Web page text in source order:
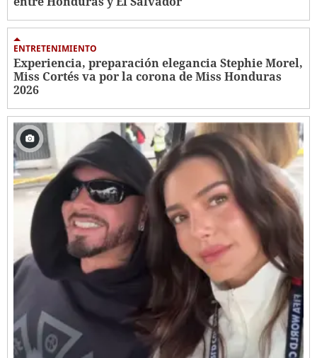
ENTRETENIMIENTO
Experiencia, preparación elegancia Stephie Morel,
Miss Cortés va por la corona de Miss Honduras
2026